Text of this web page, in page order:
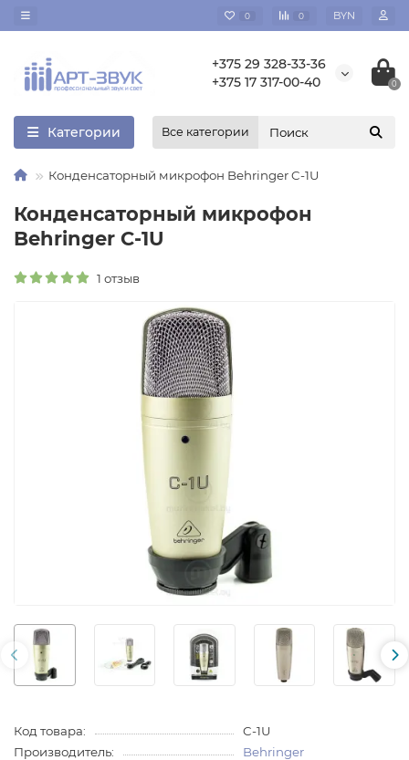
0 0 BYN
+375 29 328-33-36
+375 17 317-00-40
0
Категории Все категории
Конденсаторный микрофон Behringer C-1U
Конденсаторный микрофон
Behringer C-1U
1 отзыв
Код товара:
C-1U
Производитель:
Behringer